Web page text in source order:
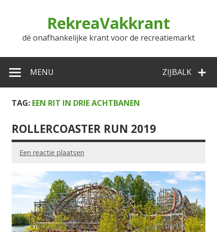
RekreaVakkrant
dé onafhankelijke krant voor de recreatiemarkt
ZIJBALK
MENU
TAG: EEN RIT IN DRIE ACHTBANEN
ROLLERCOASTER RUN 2019
Een reactie plaatsen